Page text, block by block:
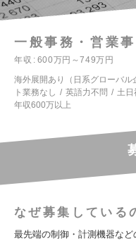
一般事務・営業
年収
600万円～749万円
海外展開あり（日系グローバル
ト業務なし
英語力不問 土日
年収600万以上
なぜ募集している
最先端の制御・計測機器など